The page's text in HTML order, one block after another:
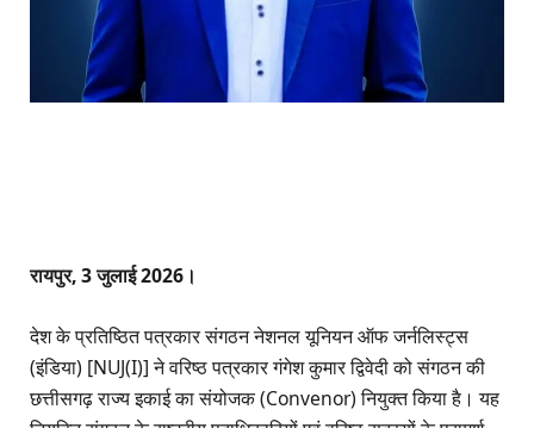
रायपुर, 3 जुलाई 2026।
देश के प्रतिष्ठित पत्रकार संगठन नेशनल यूनियन ऑफ जर्नलिस्ट्स
(इंडिया) [NUJ(I)] ने वरिष्ठ पत्रकार गंगेश कुमार द्विवेदी को संगठन की
छत्तीसगढ़ राज्य इकाई का संयोजक (Convenor) नियुक्त किया है। यह